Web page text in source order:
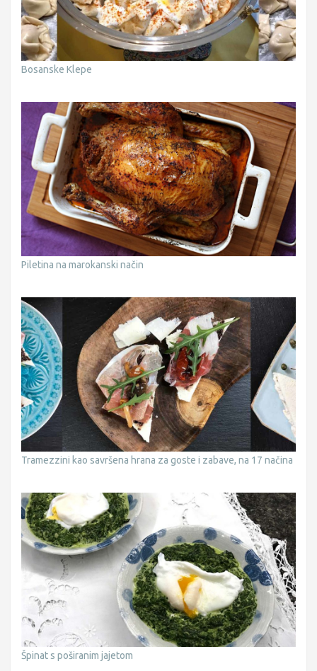
Bosanske Klepe
Piletina na marokanski način
Tramezzini kao savršena hrana za goste i zabave, na 17 načina
Špinat s poširanim jajetom